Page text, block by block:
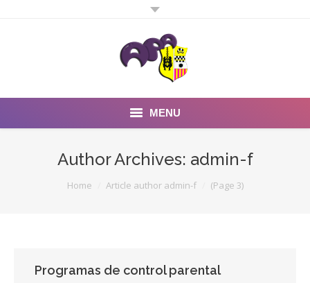
MENU
Inicio
Noticias
Preguntas Frecuentes
Author Archives: admin-f
You are here:Home Article author admin-f (Page 3)
Programas de control parental